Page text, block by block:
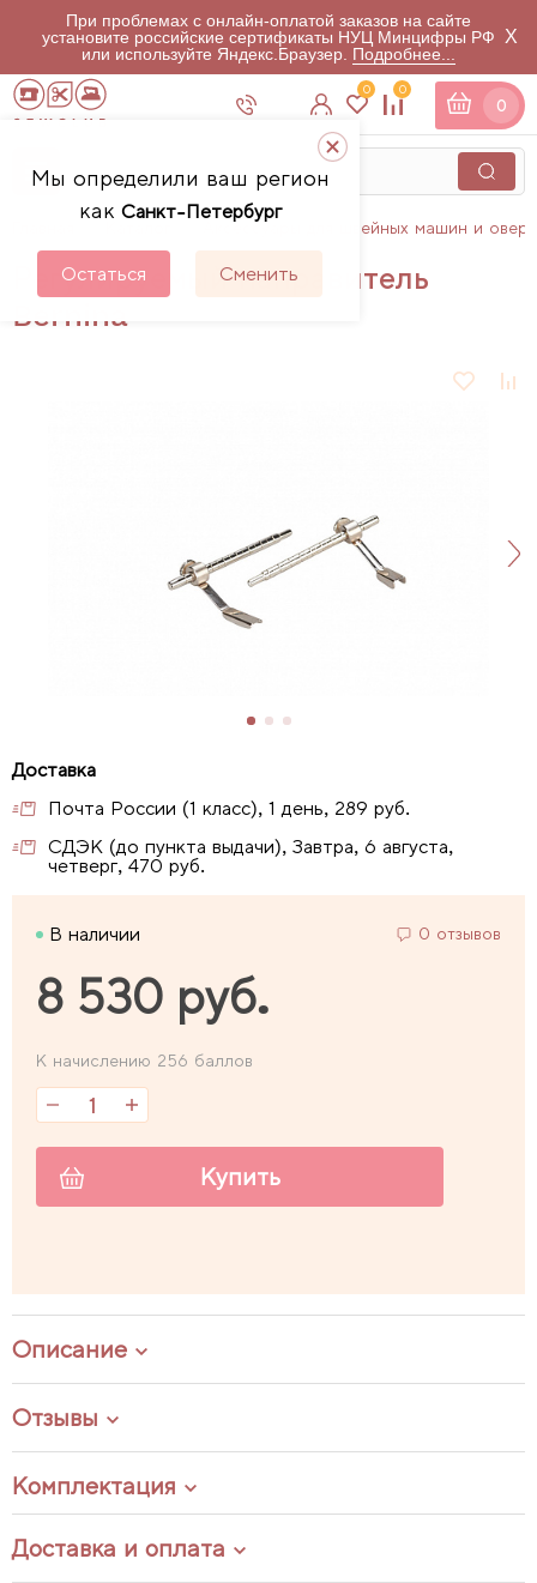
При проблемах с онлайн-оплатой заказов на сайте
установите российские сертификаты НУЦ Минцифры РФ
или используйте Яндекс.Браузер. Подробнее...
X
Мы определили ваш регион
как Санкт-Петербург
Остаться Сменить
0 0
0
Аксессуары для швейных машин и
Регулируемый направитель
Bernina
Почта России (1 класс), 1 день, 289 руб.
СДЭК (до пункта выдачи), Завтра, 6 августа,
четверг, 470 руб.
В наличии 0 отзывов
8 530 руб.
К начислению 256 баллов
Купить
Описание
Отзывы
Комплектация
Доставка и оплата